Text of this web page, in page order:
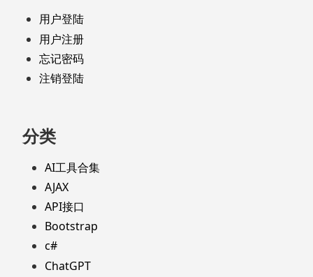
用户登陆
用户注册
忘记密码
注销登陆
分类
AI工具合集
AJAX
API接口
Bootstrap
c#
ChatGPT